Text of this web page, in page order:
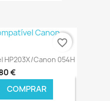
€ ONLINE
HP203X/Canon 054H
€
COMPRAR
favorite_border